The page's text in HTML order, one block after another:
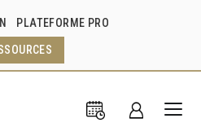
PLATEFORME PRO